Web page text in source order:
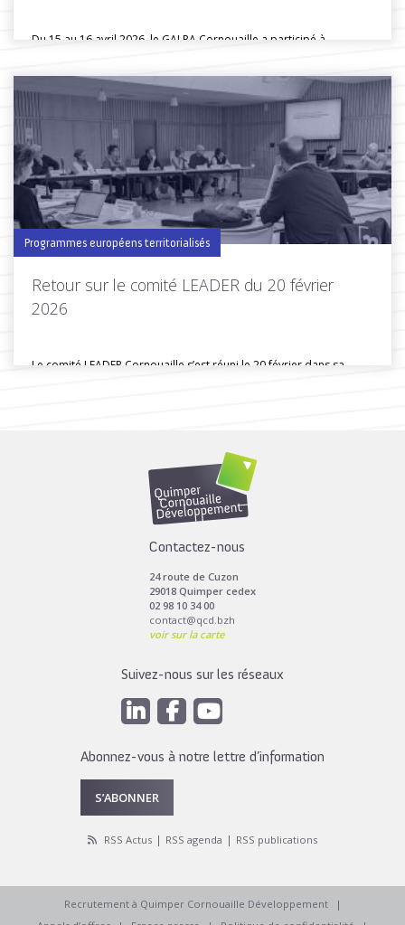
Du 15 au 16 avril 2026, le GALPA Cornouaille a participé à...
Toutes les actus de cette rubrique LIRE LA SUITE
Programmes européens territorialisés
Retour sur le comité LEADER du 20 février
2026
Le comité LEADER Cornouaille s’est réuni le 20 février dans sa
Toutes les actus de cette rubrique
Contactez-nous
24 route de Cuzon
29018 Quimper cedex
02 98 10 34 00
contact@qcd.bzh
voir sur la carte
Suivez-nous sur les réseaux
Abonnez-vous à notre lettre d’information
S’ABONNER
RSS Actus RSS agenda RSS publications
Recrutement à Quimper Cornouaille Développement